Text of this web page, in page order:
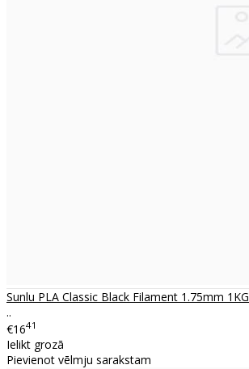
Sunlu PLA Classic Black Filament 1.75mm 1KG
..
€1641
Ielikt grozā
Pievienot vēlmju sarakstam